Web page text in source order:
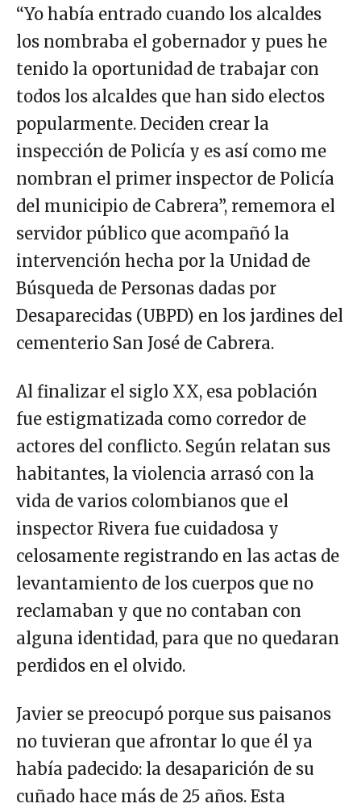
“Yo había entrado cuando los alcaldes
los nombraba el gobernador y pues he
tenido la oportunidad de trabajar con
todos los alcaldes que han sido electos
popularmente. Deciden crear la
inspección de Policía y es así como me
nombran el primer inspector de Policía
del municipio de Cabrera”, rememora el
servidor público que acompañó la
intervención hecha por la Unidad de
Búsqueda de Personas dadas por
Desaparecidas (UBPD) en los jardines del
cementerio San José de Cabrera.
Al finalizar el siglo XX, esa población
fue estigmatizada como corredor de
actores del conflicto. Según relatan sus
habitantes, la violencia arrasó con la
vida de varios colombianos que el
inspector Rivera fue cuidadosa y
celosamente registrando en las actas de
levantamiento de los cuerpos que no
reclamaban y que no contaban con
alguna identidad, para que no quedaran
perdidos en el olvido.
Javier se preocupó porque sus paisanos
no tuvieran que afrontar lo que él ya
había padecido: la desaparición de su
cuñado hace más de 25 años. Esta